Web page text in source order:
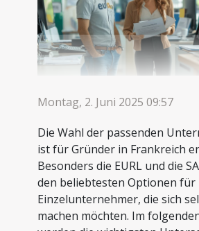
Montag, 2. Juni 2025 09:57
Die Wahl der passenden
ist für Gründer in Frankreich
Besonders die EURL und die
den beliebtesten Optionen für
Einzelunternehmer, die sich
machen möchten. Im